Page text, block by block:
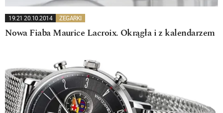
19:21 20.10.2014 ZEGARKI
Nowa Fiaba Maurice Lacroix. Okrągła i z kalendarzem